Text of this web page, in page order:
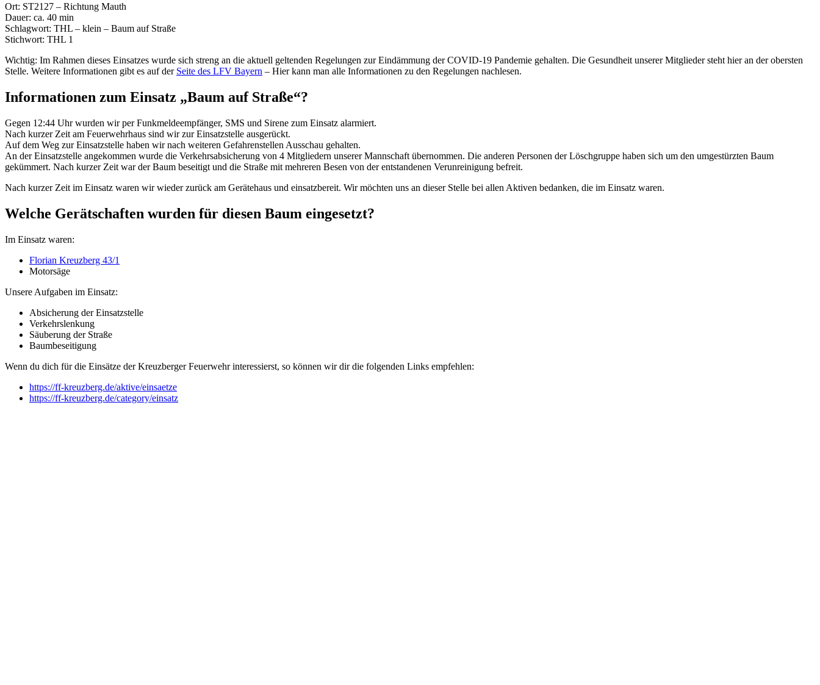
Ort: ST2127 – Richtung Mauth
Dauer: ca. 40 min
Schlagwort: THL – klein – Baum auf Straße
Stichwort: THL 1
Wichtig: Im Rahmen dieses Einsatzes wurde sich streng an die aktuell geltenden Regelungen zur Eindämmung der COVID-19 Pandemie gehalten. Die Gesundheit unserer Mitglieder steht hier an der obersten
Stelle. Weitere Informationen gibt es auf der Seite des LFV Bayern – Hier kann man alle Informationen zu den Regelungen nachlesen.
Informationen zum Einsatz „Baum auf Straße“?
Gegen 12:44 Uhr wurden wir per Funkmeldeempfänger, SMS und Sirene zum Einsatz alarmiert.
Nach kurzer Zeit am Feuerwehrhaus sind wir zur Einsatzstelle ausgerückt.
Auf dem Weg zur Einsatzstelle haben wir nach weiteren Gefahrenstellen Ausschau gehalten.
An der Einsatzstelle angekommen wurde die Verkehrsabsicherung von 4 Mitgliedern unserer Mannschaft übernommen. Die anderen Personen der Löschgruppe haben sich um den umgestürzten Baum
gekümmert. Nach kurzer Zeit war der Baum beseitigt und die Straße mit mehreren Besen von der entstandenen Verunreinigung befreit.
Nach kurzer Zeit im Einsatz waren wir wieder zurück am Gerätehaus und einsatzbereit. Wir möchten uns an dieser Stelle bei allen Aktiven bedanken, die im Einsatz waren.
Welche Gerätschaften wurden für diesen Baum eingesetzt?
Im Einsatz waren:
Florian Kreuzberg 43/1
Motorsäge
Unsere Aufgaben im Einsatz:
Absicherung der Einsatzstelle
Verkehrslenkung
Säuberung der Straße
Baumbeseitigung
Wenn du dich für die Einsätze der Kreuzberger Feuerwehr interessierst, so können wir dir die folgenden Links empfehlen:
https://ff-kreuzberg.de/aktive/einsaetze
https://ff-kreuzberg.de/category/einsatz